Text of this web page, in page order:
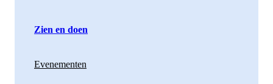
Zien en doen
Evenementen